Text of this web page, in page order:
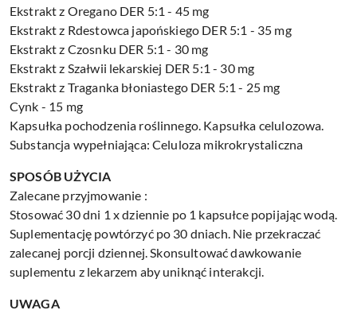
Ekstrakt z Oregano DER 5:1 - 45 mg
Ekstrakt z Rdestowca japońskiego DER 5:1 - 35 mg
Ekstrakt z Czosnku DER 5:1 - 30 mg
Ekstrakt z Szałwii lekarskiej DER 5:1 - 30 mg
Ekstrakt z Traganka błoniastego DER 5:1 - 25 mg
Cynk - 15 mg
Kapsułka pochodzenia roślinnego. Kapsułka celulozowa.
Substancja wypełniająca: Celuloza mikrokrystaliczna
SPOSÓB UŻYCIA
Zalecane przyjmowanie :
Stosować 30 dni 1 x dziennie po 1 kapsułce popijając wodą.
Suplementację powtórzyć po 30 dniach. Nie przekraczać
zalecanej porcji dziennej. Skonsultować dawkowanie
suplementu z lekarzem aby uniknąć interakcji.
UWAGA